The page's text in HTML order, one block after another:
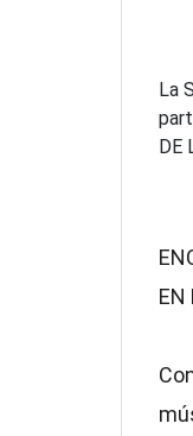
La
DE
EN